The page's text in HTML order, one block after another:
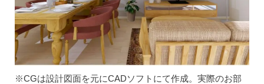
※CGは設計図面を元にCADソフトにて作成。実際のお部